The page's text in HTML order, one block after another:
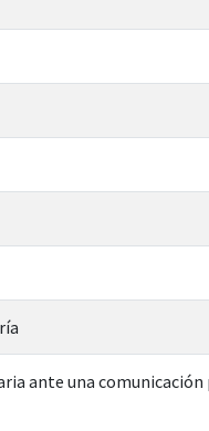
ante una